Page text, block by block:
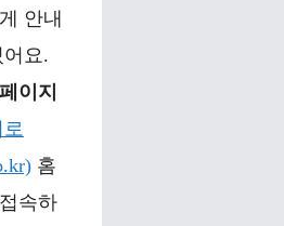
안내
어요.
이지
홈
속하